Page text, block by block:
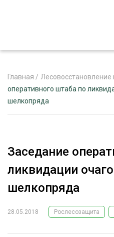
ЖУРНАЛ «ЛЕСНОЙ
ЛЕСОЗАГОТОВКА
ЭКСПЕРТНОЕ МНЕНИЕ
Главная / Лесовосстановление
оперативного штаба по
шелкопряда
Заседание
ликвидации
шелкопряда
28.05.2018 Рослесозащита